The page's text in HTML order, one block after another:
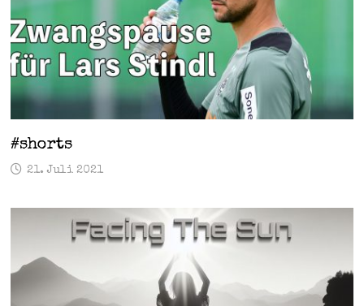
#shorts
21. Juli 2021